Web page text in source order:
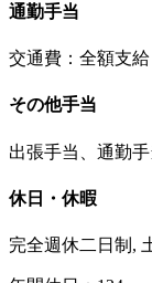
通勤手当
交通費：全額支給
その他手当
出張手当、通勤
休日・休暇
完全週休二日制,